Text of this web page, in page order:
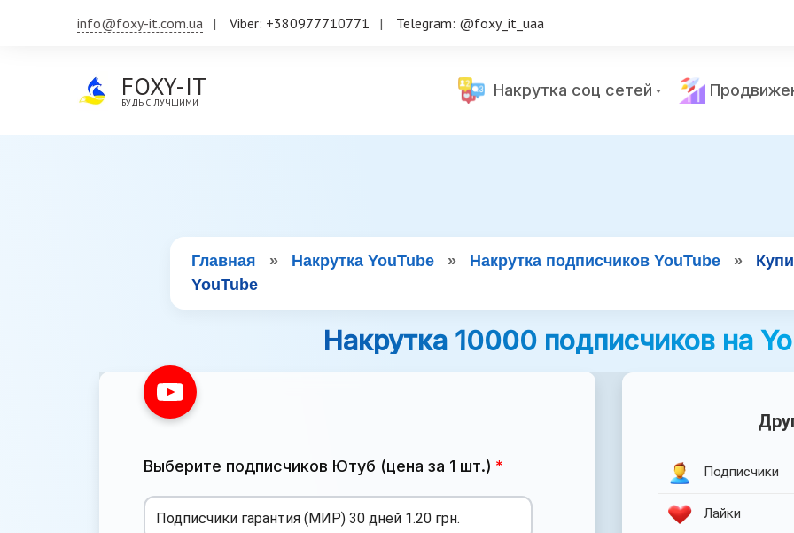
info@foxy-it.com.ua Viber: +380977710771 Telegram: @foxy_it_uaa
FOXY-IT
БУДЬ С ЛУЧШИМИ
Накрутка соц сетей
Главная » Накрутка YouTube » Накрутка подписчиков YouTube »
YouTube
Накрутка 10000 подписчиков на
Выберите подписчиков Ютуб (цена за 1 шт.) Подписчики
Лайки